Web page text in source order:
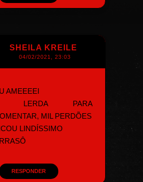
SHEILA KREILE
04/02/2021, 23:03
AMEEEEI
LERDA PARA
MIL PERDÕES
LINDÍSSIMO
RESPONDER